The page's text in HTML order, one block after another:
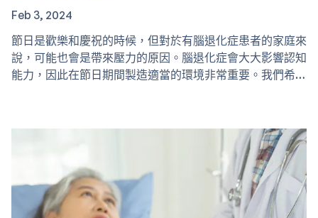
Feb 3, 2024
節日是歡樂和慶祝的時候，但對於有腦退化症患者的家庭來
說，可能也會是帶來壓力的原因。腦退化症會大大影響認知
能力，因此在節日期間製造適當的環境非常重要。我們希望
和不適方面起著至關重要的作用。根據香港認知障礙症協會
的資料，環境的改變可能會使腦退化症患者感到迷失和激
動。 要注意到噪音和干擾可能會引起患有腦退化症患者感
到焦慮和壓力。如果可以的話，在家中保留一個安靜的角
落，方便患者休息。 2. 讓患者參與慶祝活動…